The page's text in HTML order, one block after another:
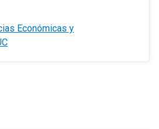
Económicas y